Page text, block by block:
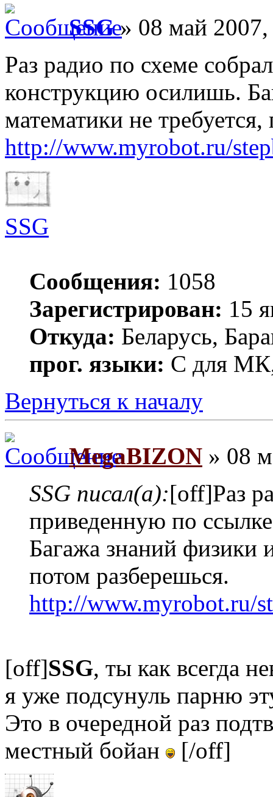
SSG» 08 май 2007,
Раз радио по схеме
конструкцию осилишь.
математики не
http://www.myrobot.ru/
SSG
Сообщения: 1058
Зарегистрирован: 15
Откуда: Беларусь,
прог. языки: С для
Вернуться к началу
MegaBIZON » 08
SSG писал(а):[off]Раз
приведенную по
Багажа знаний физики
потом разберешься.
http://www.myrobot.ru/
[off]SSG, ты как всегда
я уже подсунуль парню
Это в очередной раз
местный бойан
[/off]